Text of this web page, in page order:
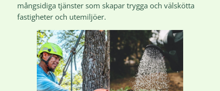
mångsidiga tjänster som skapar trygga och välskötta
fastigheter och utemiljöer.